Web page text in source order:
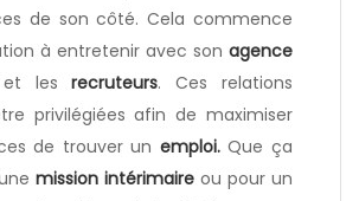
de son côté. Cela commence
à entretenir avec son agence
et lesrecruteurs. Ces relations
privilégiées afin de maximiser
de trouver un emploi.Que ça
mission intérimaire ou pour un